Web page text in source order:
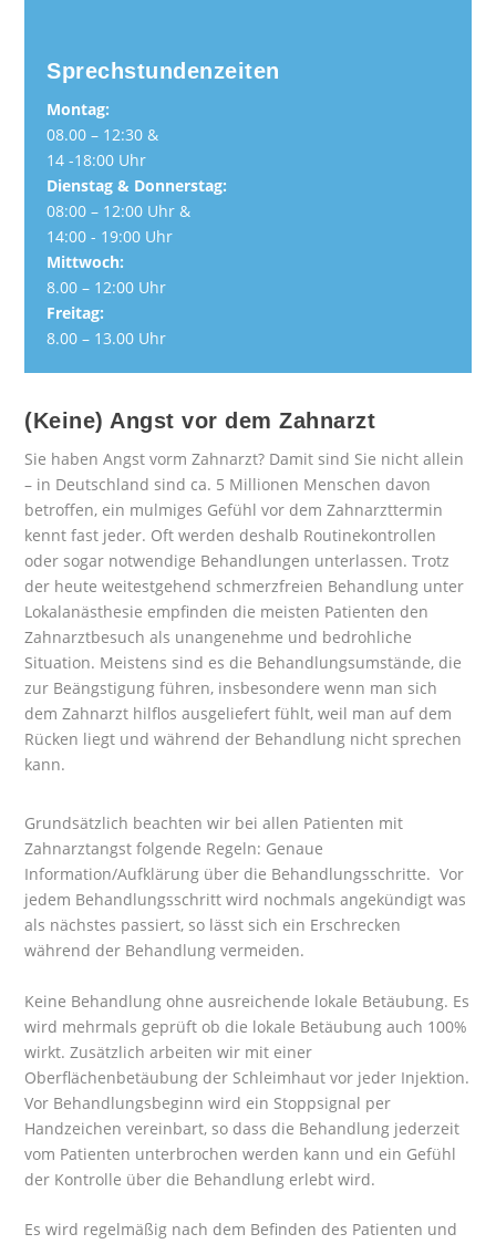
Sprechstundenzeiten
Montag:
08.00 – 12:30 &
14 -18:00 Uhr
Dienstag & Donnerstag:
08:00 – 12:00 Uhr &
14:00 - 19:00 Uhr
Mittwoch:
8.00 – 12:00 Uhr
Freitag:
8.00 – 13.00 Uhr
(Keine) Angst vor dem Zahnarzt
Sie haben Angst vorm Zahnarzt? Damit sind Sie nicht allein
– in Deutschland sind ca. 5 Millionen Menschen davon
betroffen, ein mulmiges Gefühl vor dem Zahnarzttermin
kennt fast jeder. Oft werden deshalb Routinekontrollen
oder sogar notwendige Behandlungen unterlassen. Trotz
der heute weitestgehend schmerzfreien Behandlung unter
Lokalanästhesie empfinden die meisten Patienten den
Zahnarztbesuch als unangenehme und bedrohliche
Situation. Meistens sind es die Behandlungsumstände, die
zur Beängstigung führen, insbesondere wenn man sich
dem Zahnarzt hilflos ausgeliefert fühlt, weil man auf dem
Rücken liegt und während der Behandlung nicht sprechen
kann.
Grundsätzlich beachten wir bei allen Patienten mit
Zahnarztangst folgende Regeln: Genaue
Information/Aufklärung über die Behandlungsschritte. Vor
jedem Behandlungsschritt wird nochmals angekündigt was
als nächstes passiert, so lässt sich ein Erschrecken
während der Behandlung vermeiden.
Keine Behandlung ohne ausreichende lokale Betäubung. Es
wird mehrmals geprüft ob die lokale Betäubung auch 100%
wirkt. Zusätzlich arbeiten wir mit einer
Oberflächenbetäubung der Schleimhaut vor jeder Injektion.
Vor Behandlungsbeginn wird ein Stoppsignal per
Handzeichen vereinbart, so dass die Behandlung jederzeit
vom Patienten unterbrochen werden kann und ein Gefühl
der Kontrolle über die Behandlung erlebt wird.
Es wird regelmäßig nach dem Befinden des Patienten und